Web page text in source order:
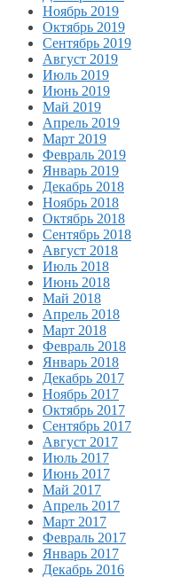
Ноябрь 2019
Октябрь 2019
Сентябрь 2019
Август 2019
Июль 2019
Июнь 2019
Май 2019
Апрель 2019
Март 2019
Февраль 2019
Январь 2019
Декабрь 2018
Ноябрь 2018
Октябрь 2018
Сентябрь 2018
Август 2018
Июль 2018
Июнь 2018
Май 2018
Апрель 2018
Март 2018
Февраль 2018
Январь 2018
Декабрь 2017
Ноябрь 2017
Октябрь 2017
Сентябрь 2017
Август 2017
Июль 2017
Июнь 2017
Май 2017
Апрель 2017
Март 2017
Февраль 2017
Январь 2017
Декабрь 2016